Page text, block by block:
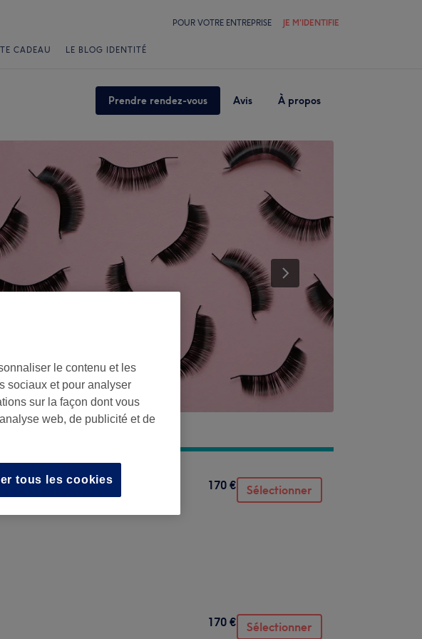
POUR VOTRE ENTREPRISE JE M'IDENTIFIE
CADEAU LE BLOG IDENTITÉ
Prendre rendez-vous Avis À propos
170 € Sélectionner
170 € Sélectionner
le contenu et les
sociaux et pour analyser
sur la façon dont vous
web, de publicité et de
tous les cookies